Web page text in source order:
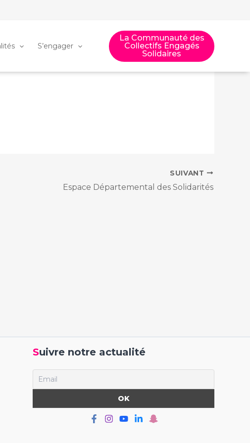
S’engager
La Communauté des
Collectifs Engagés
Solidaires
SUIVANT
Espace Départemental des Solidarités
Suivre notre actualité